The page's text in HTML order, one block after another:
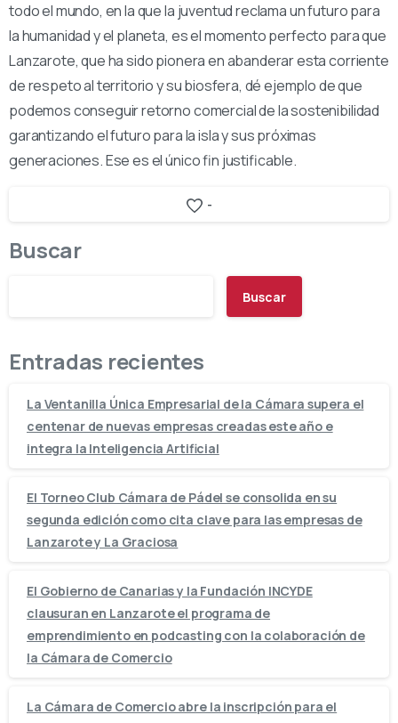
todo el mundo, en la que la juventud reclama un futuro para
la humanidad y el planeta, es el momento perfecto para que
Lanzarote, que ha sido pionera en abanderar esta corriente
de respeto al territorio y su biosfera, dé ejemplo de que
podemos conseguir retorno comercial de la sostenibilidad
garantizando el futuro para la isla y sus próximas
generaciones. Ese es el único fin justificable.
-
Buscar
Buscar
Entradas recientes
La Ventanilla Única Empresarial de la Cámara supera el
centenar de nuevas empresas creadas este año e
integra la Inteligencia Artificial
El Torneo Club Cámara de Pádel se consolida en su
segunda edición como cita clave para las empresas de
Lanzarote y La Graciosa
El Gobierno de Canarias y la Fundación INCYDE
clausuran en Lanzarote el programa de
emprendimiento en podcasting con la colaboración de
la Cámara de Comercio
La Cámara de Comercio abre la inscripción para el